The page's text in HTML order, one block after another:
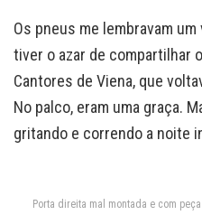
Os pneus me lembravam
tiver o azar de compartilhar
Cantores de Viena, que
No palco, eram uma graça.
gritando e correndo a noite
Porta direita mal montada e com